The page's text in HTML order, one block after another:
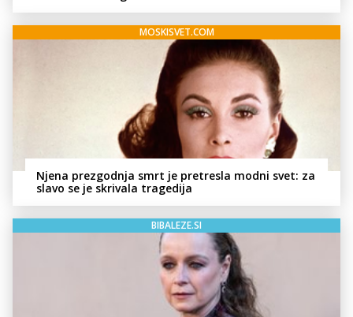
MOSKISVET.COM
Njena prezgodnja smrt je pretresla modni svet: za
slavo se je skrivala tragedija
BIBALEZE.SI